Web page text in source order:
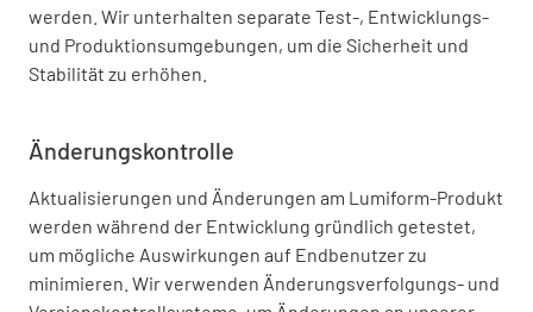
werden. Wir unterhalten separate Test-, Entwicklungs-
und Produktionsumgebungen, um die Sicherheit und
Stabilität zu erhöhen.
Änderungskontrolle
Aktualisierungen und Änderungen am Lumiform-Produkt
werden während der Entwicklung gründlich getestet,
um mögliche Auswirkungen auf Endbenutzer zu
minimieren. Wir verwenden Änderungsverfolgungs- und